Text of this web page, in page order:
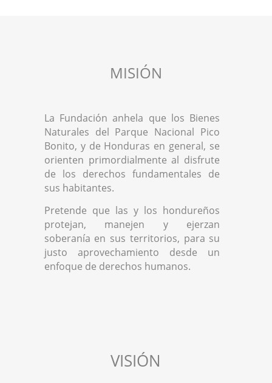
MISIÓN
La Fundación anhela que los Bienes
Naturales del Parque Nacional Pico
Bonito, y de Honduras en general, se
orienten primordialmente al disfrute
de los derechos fundamentales de
sus habitantes.
Pretende que las y los hondureños
protejan, manejen y ejerzan
soberanía en sus territorios, para su
justo aprovechamiento desde un
enfoque de derechos humanos.
VISIÓN